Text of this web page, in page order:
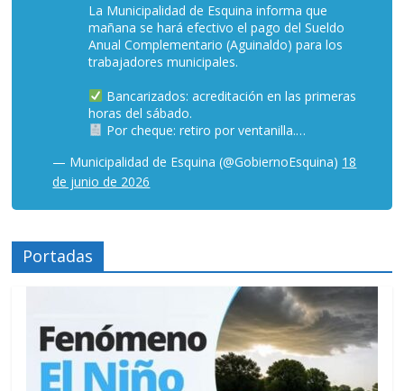
La Municipalidad de Esquina informa que
mañana se hará efectivo el pago del Sueldo
Anual Complementario (Aguinaldo) para los
trabajadores municipales.
Bancarizados: acreditación en las primeras
horas del sábado.
Por cheque: retiro por ventanilla.…
— Municipalidad de Esquina (@GobiernoEsquina) 18
de junio de 2026
Portadas